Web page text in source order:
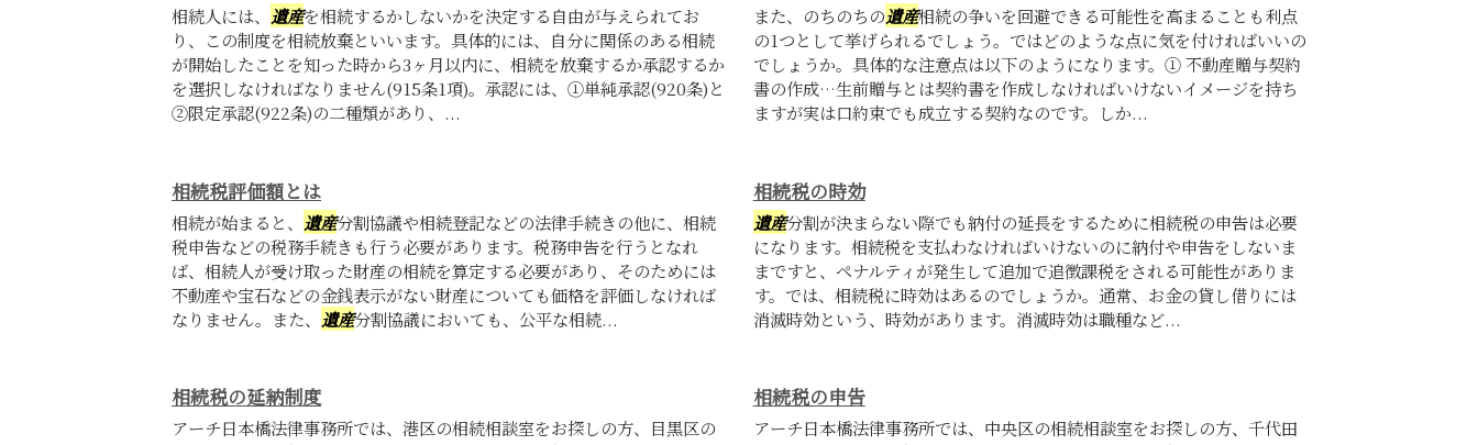
相続人には、 遺産を相続するかしないかを決定する自由が与えられてお
り、この制度を相続放棄といいます。具体的には、自分に関係のある相続
が開始したことを知った時から3ヶ月以内に、相続を放棄するか承認するか
を選択しなければなりません(915条1項)。承認には、①単純承認(920条)と
②限定承認(922条)の二種類があり、...
また、のちのちの遺産相続の争いを回避できる可能性を高まることも利点
の1つとして挙げられるでしょう。ではどのような点に気を付ければいいの
でしょうか。具体的な注意点は以下のようになります。① 不動産贈与契約
書の作成…生前贈与とは契約書を作成しなければいけないイメージを持ち
ますが実は口約束でも成立する契約なのです。しか...
相続税評価額とは
相続が始まると、 遺産分割協議や相続登記などの法律手続きの他に、相続
税申告などの税務手続きも行う必要があります。税務申告を行うとなれ
ば、相続人が受け取った財産の相続を算定する必要があり、そのためには
不動産や宝石などの金銭表示がない財産についても価格を評価しなければ
なりません。また、 遺産分割協議においても、公平な相続...
相続税の時効
遺産分割が決まらない際でも納付の延長をするために相続税の申告は必要
になります。相続税を支払わなければいけないのに納付や申告をしないま
まですと、ペナルティが発生して追加で追徴課税をされる可能性がありま
す。では、相続税に時効はあるのでしょうか。通常、お金の貸し借りには
消滅時効という、時効があります。消滅時効は職種など...
相続税の延納制度
アーチ日本橋法律事務所では、港区の相続相談室をお探しの方、目黒区の
相続税の申告
アーチ日本橋法律事務所では、中央区の相続相談室をお探しの方、千代田